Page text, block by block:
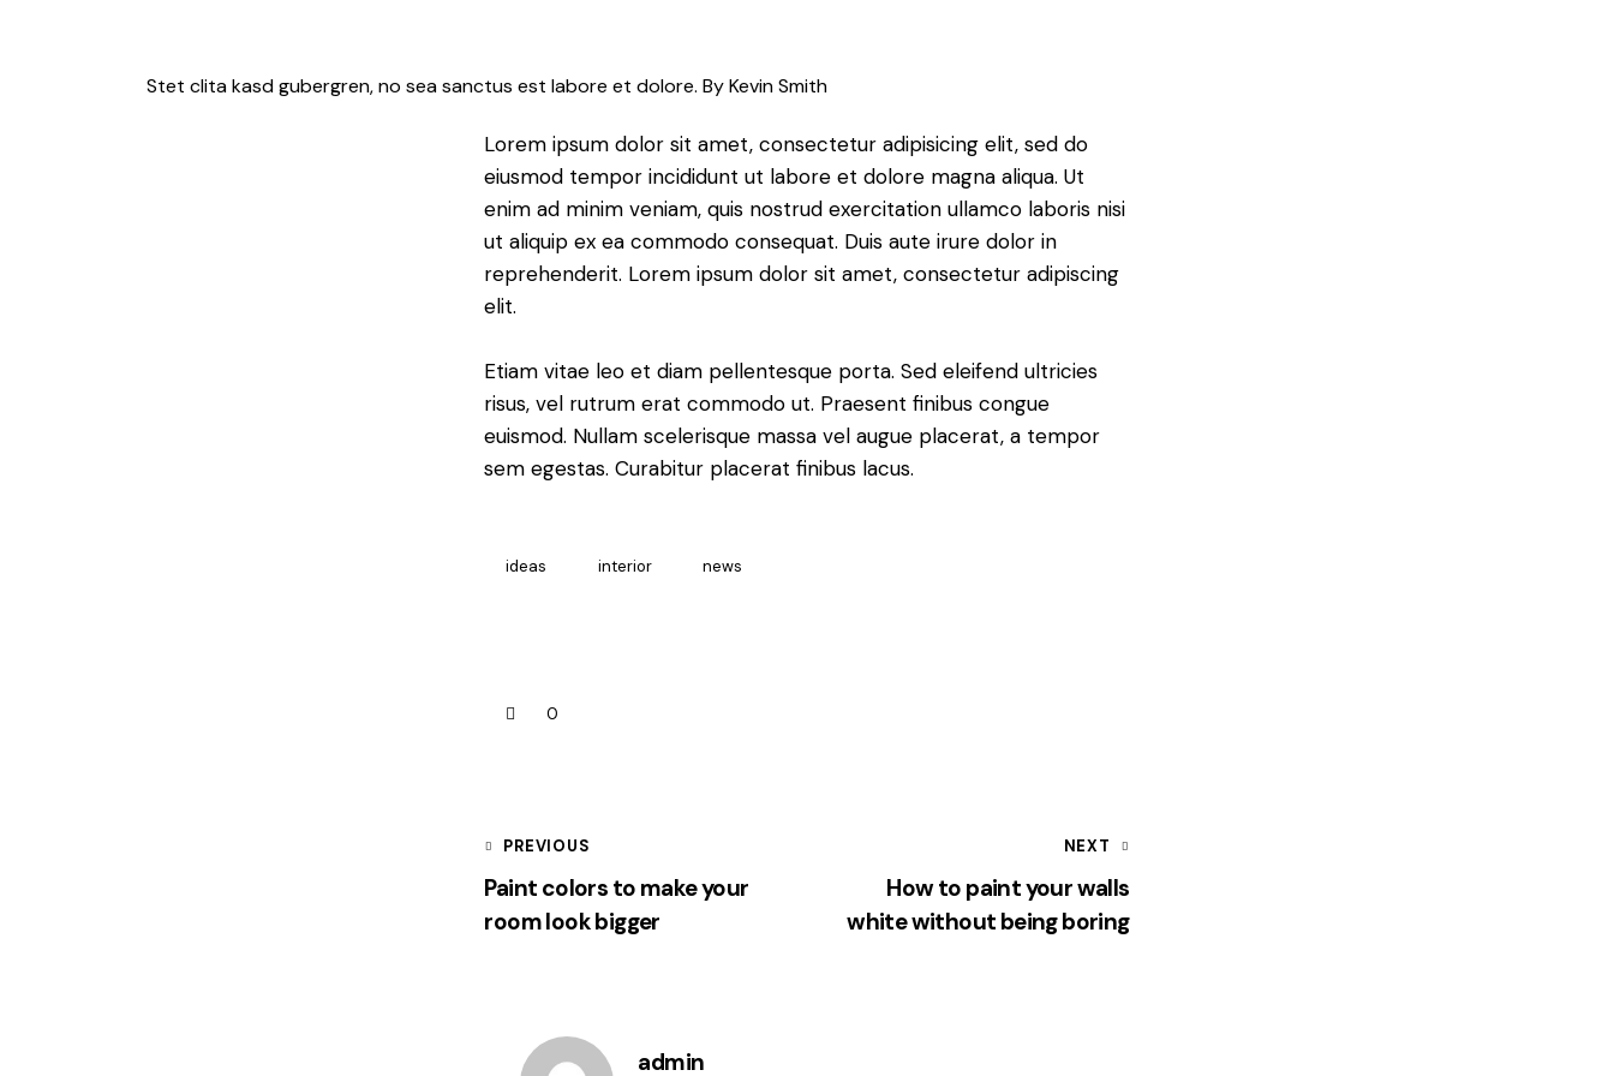
Stet clita kasd gubergren, no sea sanctus est labore et dolore. ByKevin Smith
Lorem ipsum dolor sit amet, consectetur adipisicing elit, sed do
eiusmod tempor incididunt ut labore et dolore magna aliqua. Ut
enim ad minim veniam, quis nostrud exercitation ullamco laboris nisi
ut aliquip ex ea commodo consequat. Duis aute irure dolor in
reprehenderit. Lorem ipsum dolor sit amet, consectetur adipiscing
elit.
Etiam vitae leo et diam pellentesque porta. Sed eleifend ultricies
risus, vel rutrum erat commodo ut. Praesent finibus congue
euismod. Nullam scelerisque massa vel augue placerat, a tempor
sem egestas. Curabitur placerat finibus lacus.
ideas interior news
0
PREVIOUS
Paint colors to make your
room look bigger
NEXT
How to paint your walls
white without being boring
admin